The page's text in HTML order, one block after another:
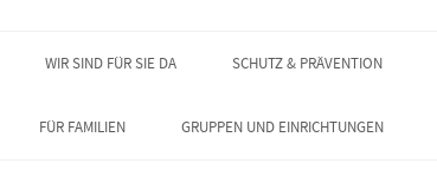
WIR SIND FÜR SIE DA SCHUTZ & PRÄVENTION
FÜR FAMILIEN GRUPPEN UND EINRICHTUNGEN